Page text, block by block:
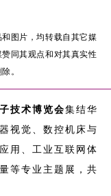
图片，均转载自其它媒
同其观点和对其真实性
。
技术博览会集结华
视觉、数控机床与
用、工业互联网体
等专业主题展，共